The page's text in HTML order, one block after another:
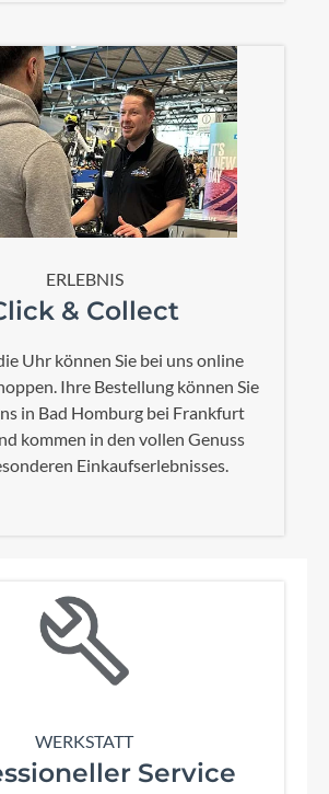
ERLEBNIS
& Collect
Uhr können Sie bei uns online
Ihre Bestellung können Sie
in Bad Homburg bei Frankfurt
kommen in den vollen Genuss
Einkaufserlebnisses.
WERKSTATT
Service